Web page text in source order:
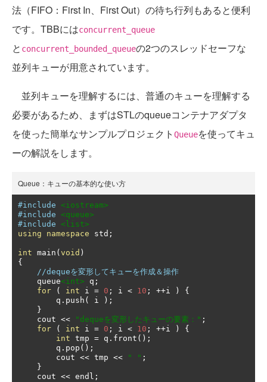
法（FIFO：First In、First Out）の待ち行列もあると便利
です。TBBにはconcurrent_queue
と concurrent_bounded_queueの2つのスレッドセーフな
並列キューが用意されています。
並列キューを理解するには、普通のキューを理解する
必要があるため、まずはSTLのqueueコンテナアダプタ
を使った簡単なサンプルプロジェクト Queueを使ってキュ
ーの解説をします。
Queue：キューの基本的な使い方
#include
<iostream>
#include
<queue>
#include
<list>
using
namespace std ;
int main ( void )
{
//dequeを変形してキューを作成＆操作
    queue
<int> q ;
for
( int i = 0 ; i < 10 ; ++i )
{
        q
. push ( i
);
}
    cout
<< "dequeを変形したキューの要素：" ;
for
( int i = 0 ; i < 10 ; ++i )
{
int tmp = q . front ();
        q
. pop ();
        cout
<< tmp << " " ;
}
    cout
<< endl ;